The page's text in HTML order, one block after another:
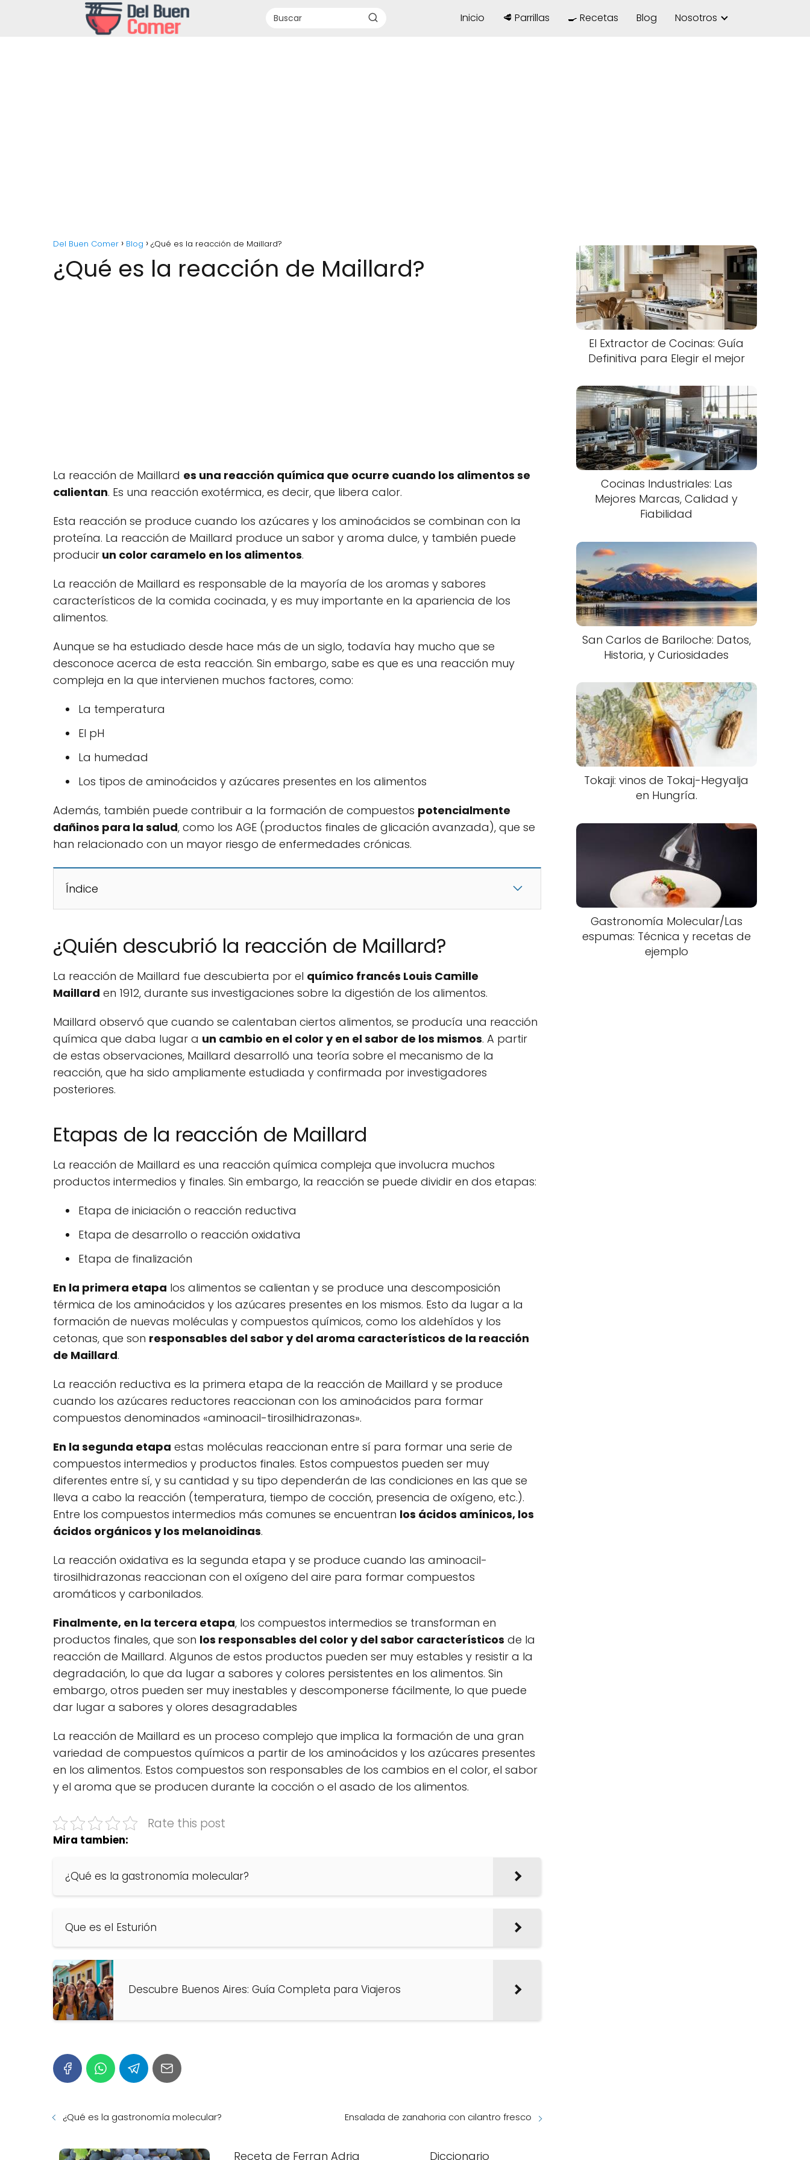
Inicio 🥩 Parrillas 🍳 Recetas Blog Nosotros
Del Buen Comer Blog ¿Qué es la reacción de Maillard?
¿Qué es la reacción de Maillard?
La reacción de Maillard es una reacción química que ocurre cuando los alimentos se
calientan. Es una reacción exotérmica, es decir, que libera calor.
Esta reacción se produce cuando los azúcares y los aminoácidos se combinan con la
proteína. La reacción de Maillard produce un sabor y aroma dulce, y también puede
producir un color caramelo en los alimentos.
La reacción de Maillard es responsable de la mayoría de los aromas y sabores
característicos de la comida cocinada, y es muy importante en la apariencia de los
alimentos.
Aunque se ha estudiado desde hace más de un siglo, todavía hay mucho que se
desconoce acerca de esta reacción. Sin embargo, sabe es que es una reacción muy
compleja en la que intervienen muchos factores, como:
La temperatura
El pH
La humedad
Los tipos de aminoácidos y azúcares presentes en los alimentos
Además, también puede contribuir a la formación de compuestos potencialmente
dañinos para la salud, como los AGE (productos finales de glicación avanzada), que se
han relacionado con un mayor riesgo de enfermedades crónicas.
Índice
¿Quién descubrió la reacción de Maillard?
La reacción de Maillard fue descubierta por el químico francés Louis Camille
Maillard en 1912, durante sus investigaciones sobre la digestión de los alimentos.
Maillard observó que cuando se calentaban ciertos alimentos, se producía una reacción
química que daba lugar a un cambio en el color y en el sabor de los mismos. A partir
de estas observaciones, Maillard desarrolló una teoría sobre el mecanismo de la
reacción, que ha sido ampliamente estudiada y confirmada por investigadores
posteriores.
Etapas de la reacción de Maillard
La reacción de Maillard es una reacción química compleja que involucra muchos
productos intermedios y finales. Sin embargo, la reacción se puede dividir en dos etapas:
Etapa de iniciación o reacción reductiva
Etapa de desarrollo o reacción oxidativa
Etapa de finalización
En la primera etapa los alimentos se calientan y se produce una descomposición
térmica de los aminoácidos y los azúcares presentes en los mismos. Esto da lugar a la
formación de nuevas moléculas y compuestos químicos, como los aldehídos y los
cetonas, que son responsables del sabor y del aroma característicos de la reacción
de Maillard.
La reacción reductiva es la primera etapa de la reacción de Maillard y se produce
cuando los azúcares reductores reaccionan con los aminoácidos para formar
compuestos denominados «aminoacil-tirosilhidrazonas».
En la segunda etapa estas moléculas reaccionan entre sí para formar una serie de
compuestos intermedios y productos finales. Estos compuestos pueden ser muy
diferentes entre sí, y su cantidad y su tipo dependerán de las condiciones en las que se
lleva a cabo la reacción (temperatura, tiempo de cocción, presencia de oxígeno, etc.).
Entre los compuestos intermedios más comunes se encuentran los ácidos amínicos, los
ácidos orgánicos y los melanoidinas.
La reacción oxidativa es la segunda etapa y se produce cuando las aminoacil-
tirosilhidrazonas reaccionan con el oxígeno del aire para formar compuestos
aromáticos y carbonilados.
Finalmente, en la tercera etapa, los compuestos intermedios se transforman en
productos finales, que son los responsables del color y del sabor característicos de la
reacción de Maillard. Algunos de estos productos pueden ser muy estables y resistir a la
degradación, lo que da lugar a sabores y colores persistentes en los alimentos. Sin
embargo, otros pueden ser muy inestables y descomponerse fácilmente, lo que puede
dar lugar a sabores y olores desagradables
La reacción de Maillard es un proceso complejo que implica la formación de una gran
variedad de compuestos químicos a partir de los aminoácidos y los azúcares presentes
en los alimentos. Estos compuestos son responsables de los cambios en el color, el sabor
y el aroma que se producen durante la cocción o el asado de los alimentos.
Rate this post
Mira tambien:
¿Qué es la gastronomía molecular?
Que es el Esturión
Descubre Buenos Aires: Guía Completa para Viajeros
¿Qué es la gastronomía molecular? Ensalada de zanahoria con cilantro fresco
Receta de Ferran Adria Diccionario
El Extractor de Cocinas: Guía
Definitiva para Elegir el mejor
Cocinas Industriales: Las
Mejores Marcas, Calidad y
Fiabilidad
San Carlos de Bariloche: Datos,
Historia, y Curiosidades
Tokaji: vinos de Tokaj-Hegyalja
en Hungría.
Gastronomía Molecular/Las
espumas: Técnica y recetas de
ejemplo